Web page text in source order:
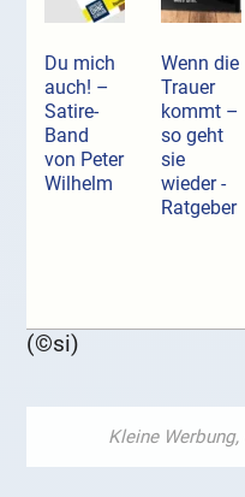
Du mich
auch! –
Satire-
Band
von Peter
Wilhelm
Wenn die
Trauer
kommt –
so geht
sie
wieder -
Ratgeber
(©si)